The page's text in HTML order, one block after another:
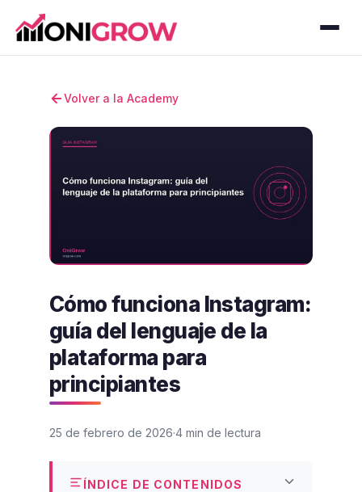
Volver a la Academy
Cómo funciona Instagram:
guía del lenguaje de la
plataforma para
principiantes
25 de febrero de 2026 4 min de lectura
ÍNDICE DE CONTENIDOS